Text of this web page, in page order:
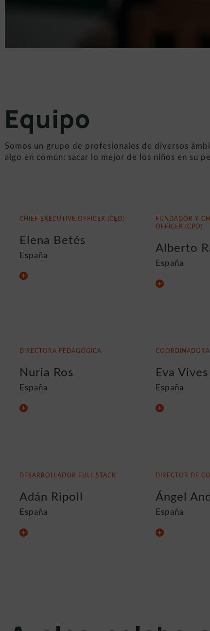
Equipo
Somos un grupo de profesionales de diversos
algo en común: sacar lo mejor de los niños en su
CHIEF EXECUTIVE OFFICER (CEO)
Elena Betés
España
FUNDADOR Y
OFFICER (CPO)
Alberto
España
DIRECTORA PEDAGÓGICA
Nuria Ros
España
Eva Vives
España
DESARROLLADOR FULL STACK
Adán Ripoll
España
DIRECTOR DE
Ángel
España